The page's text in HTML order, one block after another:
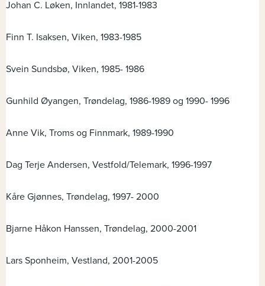
Johan C. Løken, Innlandet, 1981-1983
Finn T. Isaksen, Viken, 1983-1985
Svein Sundsbø, Viken, 1985- 1986
Gunhild Øyangen, Trøndelag, 1986-1989 og 1990- 1996
Anne Vik, Troms og Finnmark, 1989-1990
Dag Terje Andersen, Vestfold/Telemark, 1996-1997
Kåre Gjønnes, Trøndelag, 1997- 2000
Bjarne Håkon Hanssen, Trøndelag, 2000-2001
Lars Sponheim, Vestland, 2001-2005